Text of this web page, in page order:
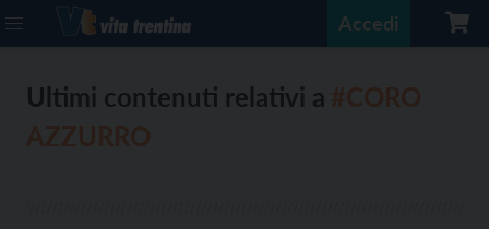
Accedi
Ultimi contenuti relativi a